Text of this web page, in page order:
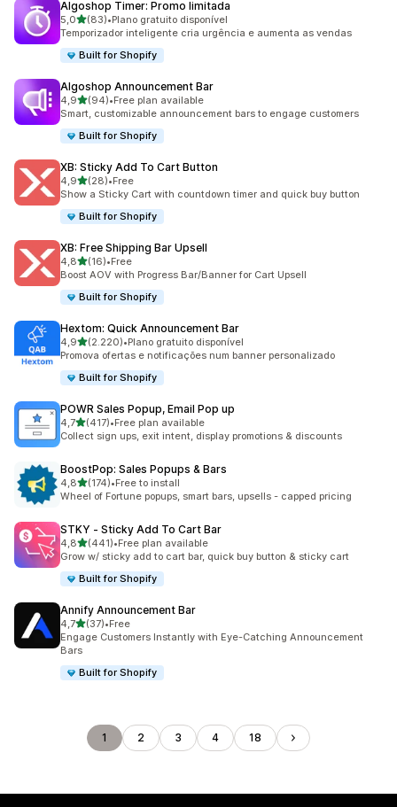
Algoshop Timer: Promo limitada
5,0de 5 estrelas
(83)
83 total de avaliações
•Plano gratuito disponível
Temporizador inteligente cria urgência e aumenta as vendas
Built for Shopify
Algoshop Announcement Bar
4,9de 5 estrelas
(94)
94 total de avaliações
•Free plan available
Smart, customizable announcement bars to engage customers
Built for Shopify
XB: Sticky Add To Cart Button
4,9de 5 estrelas
(28)
28 total de avaliações
•Free
Show a Sticky Cart with countdown timer and quick buy button
Built for Shopify
XB: Free Shipping Bar Upsell
4,8de 5 estrelas
(16)
16 total de avaliações
•Free
Boost AOV with Progress Bar/Banner for Cart Upsell
Built for Shopify
Hextom: Quick Announcement Bar
4,9de 5 estrelas
(2.220)
2220 total de avaliações
•Plano gratuito disponível
Promova ofertas e notificações num banner personalizado
Built for Shopify
POWR Sales Popup, Email Pop up
4,7de 5 estrelas
(417)
417 total de avaliações
•Free plan available
Collect sign ups, exit intent, display promotions & discounts
BoostPop: Sales Popups & Bars
4,8de 5 estrelas
(174)
174 total de avaliações
•Free to install
Wheel of Fortune popups, smart bars, upsells - capped pricing
STKY ‑ Sticky Add To Cart Bar
4,8de 5 estrelas
(441)
441 total de avaliações
•Free plan available
Grow w/ sticky add to cart bar, quick buy button & sticky cart
Built for Shopify
Annify Announcement Bar
4,7de 5 estrelas
(37)
37 total de avaliações
•Free
Engage Customers Instantly with Eye-Catching Announcement
Bars
Built for Shopify
1 2 3 4 18